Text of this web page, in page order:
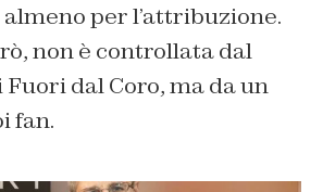
almeno per l’attribuzione.
non è controllata dal
dal Coro, ma da un
fan.